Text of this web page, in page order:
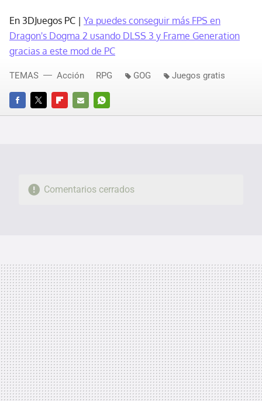
En 3DJuegos PC | Ya puedes conseguir más FPS en
Dragon's Dogma 2 usando DLSS 3 y Frame Generation
gracias a este mod de PC
FACEBOOKTWITTERFLIPBOARD
E-
WHATSAPP
TEMAS Acción RPG GOG Juegos gratis
Comentarios cerrados